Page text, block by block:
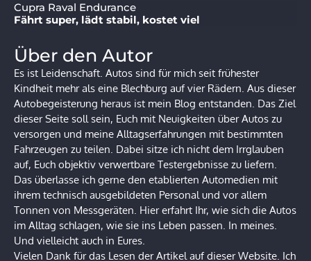
Cupra Raval Endurance
Fährt super, lädt stabil, kostet viel
Über den Autor
Es ist Leidenschaft. Autos sind für mich seit frühester
Kindheit mehr als eine Blechburg auf vier Rädern. Aus dieser
Autobegeisterung heraus ist mein Blog entstanden. Das Ziel
dieser Seite soll sein, Euch mit Neuigkeiten über Autos zu
versorgen und meine Alltagserfahrungen mit bestimmten
Fahrzeugen zu teilen. Dabei sitze ich nicht dem Irrglauben
auf, Euch objektiv verwertbare Testergebnisse zu liefern.
Das überlasse ich gerne den etablierten Automedien mit
ihrem technisch ausgebildeten Personal und vor allem
Tonnen von Messgeräten. Hier erfahrt Ihr, wie sich die Autos
im Alltag schlagen, wie sie ins Leben passen. In meines.
Und vielleicht auch in Eures.
Vielen Dank für das Lesen der Artikel auf dieser Website. Ich